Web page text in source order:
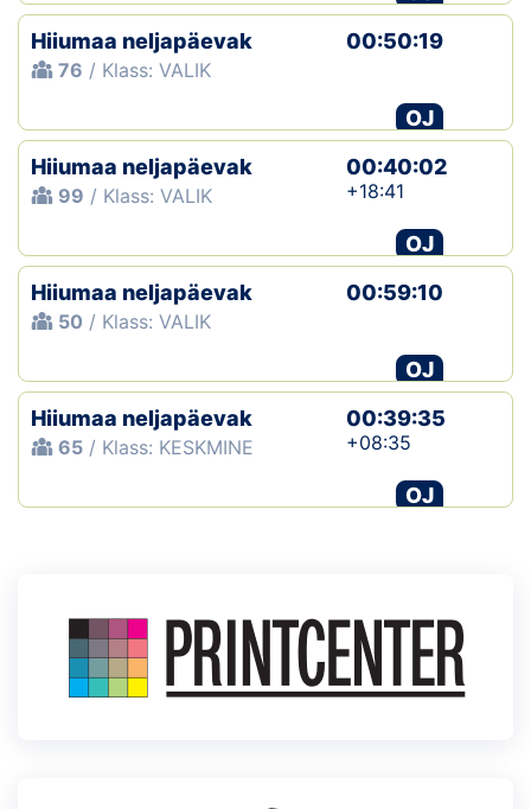
Hiiumaa neljapäevak
76 / Klass: VALIK
00:50:19
OJ
Hiiumaa neljapäevak
99 / Klass: VALIK
00:40:02
+18:41
OJ
Hiiumaa neljapäevak
50 / Klass: VALIK
00:59:10
OJ
Hiiumaa neljapäevak
65 / Klass: KESKMINE
00:39:35
+08:35
OJ